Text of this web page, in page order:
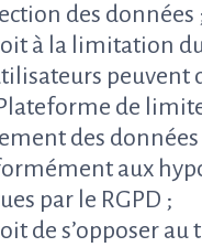
des données
à la limitation
peuvent
de
des
aux
par le RGPD ;
de s’opposer